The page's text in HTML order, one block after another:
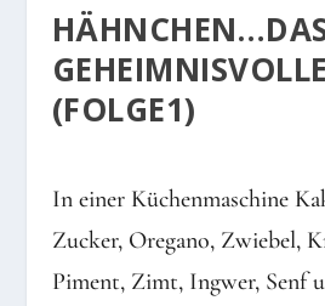
(FOLGE1)
In einer Küchenmaschine
Zucker, Oregano, Zwiebel,
Piment, Zimt, Ingwer, Senf